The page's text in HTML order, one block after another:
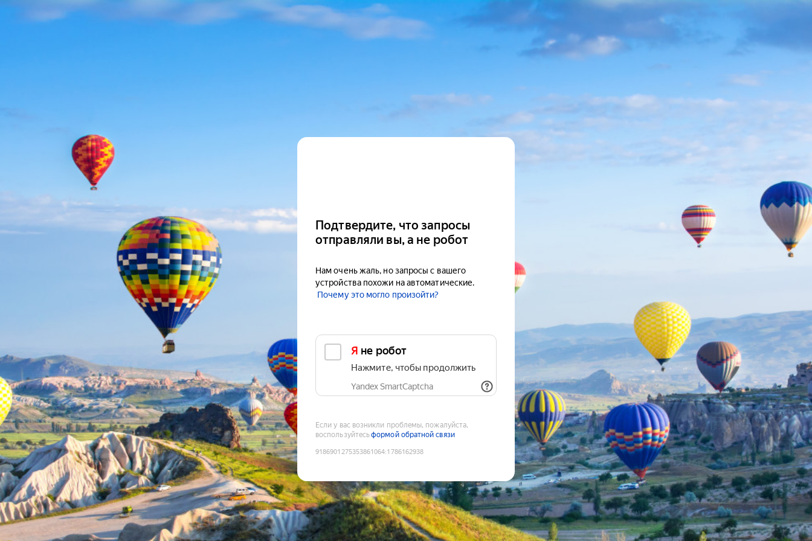
Подтвердите, что запросы
отправляли вы, а не робот
Нам очень жаль, но запросы с вашего
устройства похожи на автоматические.
Почему это могло произойти?
Я не робот
Нажмите, чтобы продолжить
Yandex SmartCaptcha
Если у вас возникли проблемы, пожалуйста,
воспользуйтесьформой обратной связи
9186901275353861064:1786162938